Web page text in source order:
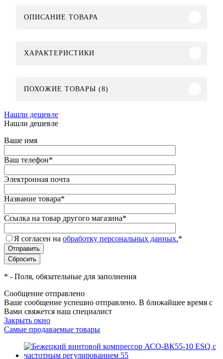
ОПИСАНИЕ ТОВАРА
ХАРАКТЕРИСТИКИ
ПОХОЖИЕ ТОВАРЫ (8)
Нашли дешевле
Нашли дешевле
Ваше имя
Ваш телефон*
Электронная почта
Название товара*
Ссылка на товар другого магазина*
Я согласен на обработку персональных данных.*
* - Поля, обязательные для заполнения
Сообщение отправлено
Ваше сообщение успешно отправлено. В ближайшее время с
Вами свяжется наш специалист
Закрыть окно
Самые продаваемые товары